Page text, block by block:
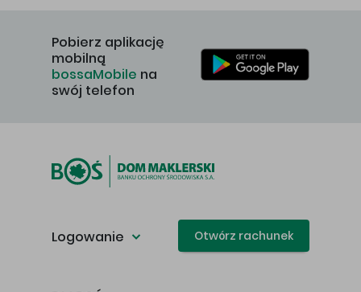
Pobierz aplikację
mobilną
bossaMobile na
swój telefon
Logowanie Otwórz rachunek